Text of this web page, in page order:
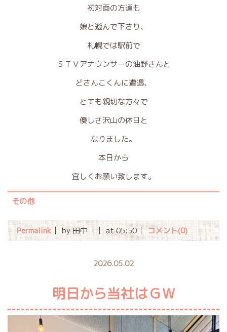
初対面の方達も
娘と遊んで下さり、
札幌では駅前で
ＳＴＶアナウンサーの油野さんと
どさんこくんに遭遇、
とても親切な方々で
優しさ沢山の休日と
なりました。
本日から
宜しくお願い致します。
その他
Permalink by 田中 at 05:50 コメント(0)
2026.05.02
明日から当社はＧＷ